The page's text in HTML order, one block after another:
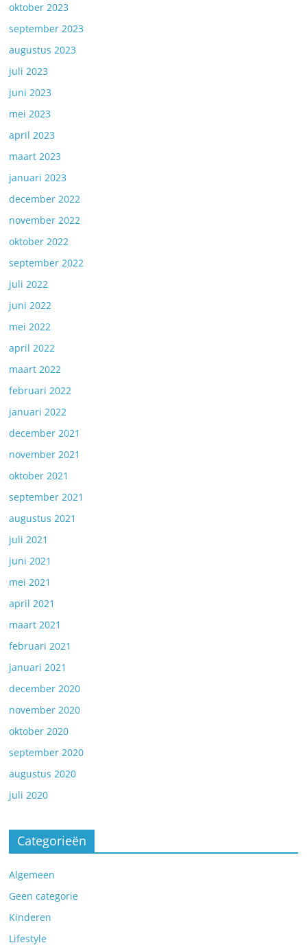
oktober 2023
september 2023
augustus 2023
juli 2023
juni 2023
mei 2023
april 2023
maart 2023
januari 2023
december 2022
november 2022
oktober 2022
september 2022
juli 2022
juni 2022
mei 2022
april 2022
maart 2022
februari 2022
januari 2022
december 2021
november 2021
oktober 2021
september 2021
augustus 2021
juli 2021
juni 2021
mei 2021
april 2021
maart 2021
februari 2021
januari 2021
december 2020
november 2020
oktober 2020
september 2020
augustus 2020
juli 2020
Categorieën
Algemeen
Geen categorie
Kinderen
Lifestyle